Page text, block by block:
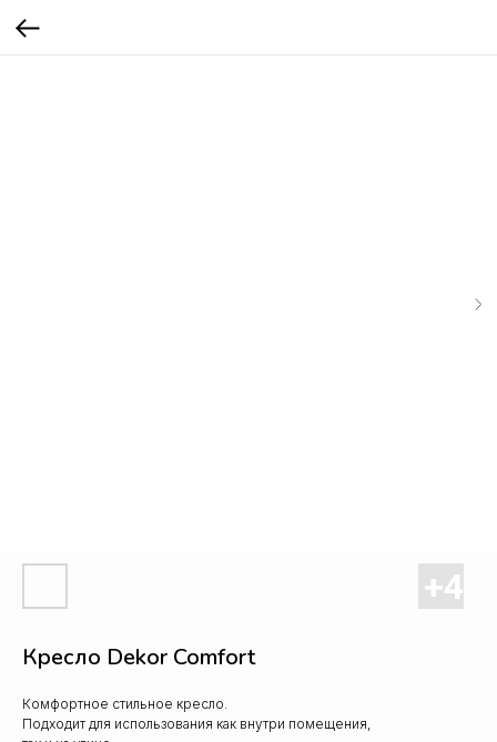
Кресло Dekor Comfort
Комфортное стильное кресло.
Подходит для использования как внутри помещения,